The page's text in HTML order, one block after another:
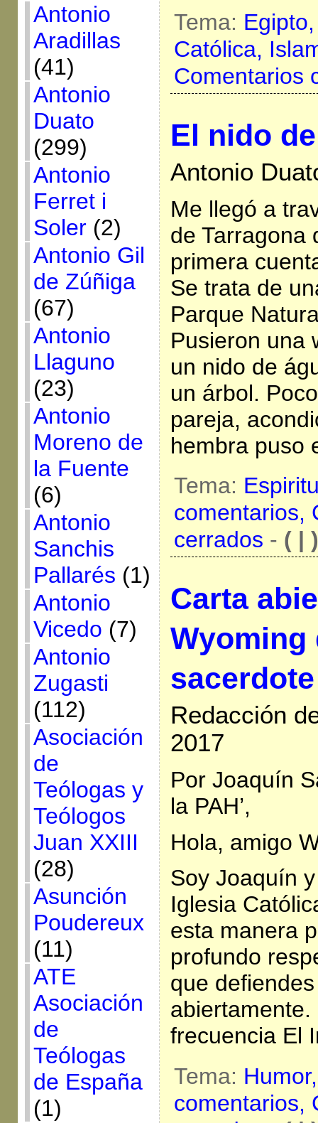
Antonio
Aradillas
(41)
Antonio
Duato
(299)
Antonio
Ferret i
Soler(2)
Antonio Gil
de Zúñiga
(67)
Antonio
Llaguno
(23)
Antonio
Moreno de
la Fuente
(6)
Antonio
Sanchis
Pallarés (1)
Antonio
Vicedo (7)
Antonio
Zugasti
(112)
Asociación
de
Teólogas y
Teólogos
Juan XXIII
(28)
Asunción
Poudereux
(11)
ATE
Asociación
de
Teólogas
de España
(1)
Tema:
Católica,
Comentarios
El nido
Antonio
Me llegó a
de Tarragona
primera
Se trata de
Parque
Pusieron una
un nido de
un árbol.
pareja,
hembra puso
Tema:
comentarios,
cerrados - ( | )
Carta
Wyoming
sacerdote
Redacción
2017
Por Joaquín
la PAH’,
Hola, amigo
Soy Joaquín
Iglesia
esta manera
profundo
que
frecuencia El
Tema:
comentarios,